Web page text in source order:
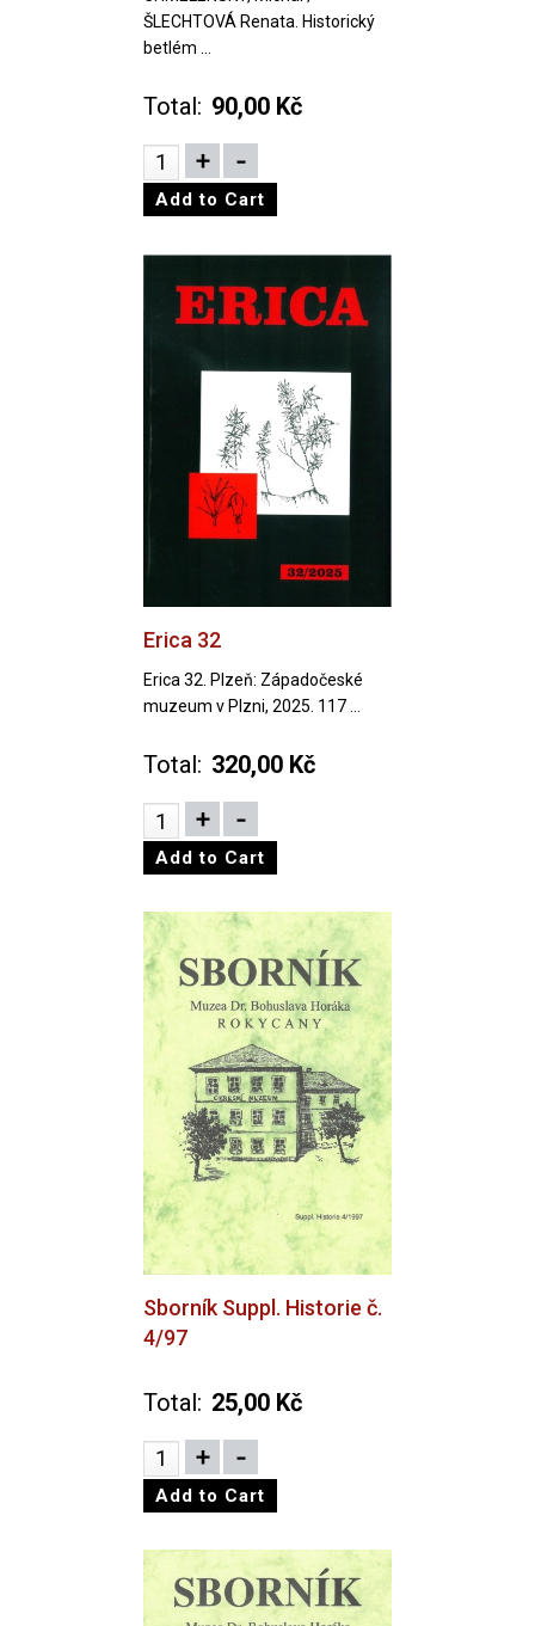
ŠLECHTOVÁ Renata. Historický
betlém ...
Total: 90,00 Kč
Erica 32
Erica 32. Plzeň: Západočeské
muzeum v Plzni, 2025. 117 ...
Total: 320,00 Kč
Sborník Suppl. Historie č.
4/97
Total: 25,00 Kč